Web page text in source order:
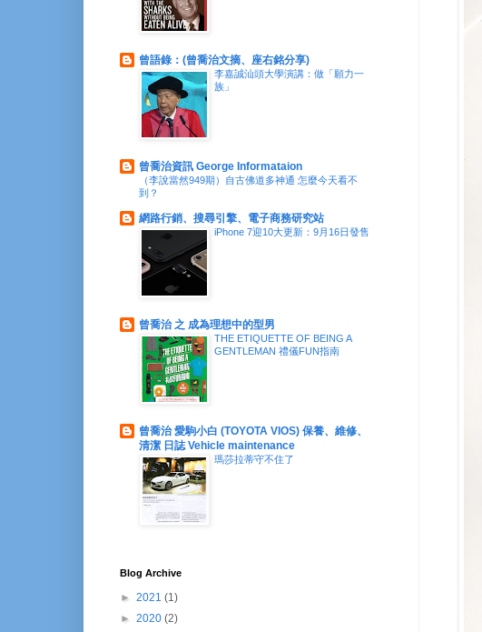
曾語錄：(曾喬治文摘、座右銘分享)
李嘉誠汕頭大學演講：做「願力一
族」
曾喬治資訊 George Informataion
（李說當然949期）自古佛道多神通 怎麼今天看不
到？
網路行銷、搜尋引擎、電子商務研究站
iPhone 7迎10大更新：9月16日發售
曾喬治 之 成為理想中的型男
THE ETIQUETTE OF BEING A
GENTLEMAN 禮儀FUN指南
曾喬治 愛駒小白 (TOYOTA VIOS) 保養、維修、
清潔 日誌 Vehicle maintenance
瑪莎拉蒂守不住了
Blog Archive
► 2021 (1)
► 2020 (2)